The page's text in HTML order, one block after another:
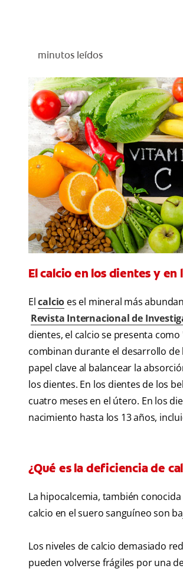
minutos leídos
El calcio en los dientes y en
Elcalcio es el mineral más
Revista Internacional de
dientes, el calcio se presenta
combinan durante el desarrollo
papel clave al balancear la
los dientes. En los dientes de los
cuatro meses en el útero. En los
nacimiento hasta los 13 años,
¿Qué es la deficiencia de
La hipocalcemia, también
calcio en el suero sanguíneo son
Los niveles de calcio demasiado
pueden volverse frágiles por una